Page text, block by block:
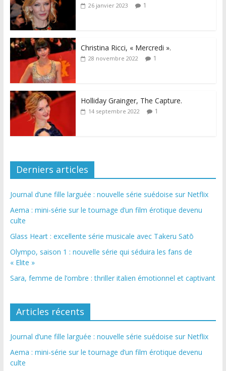
26 janvier 2023 1
Christina Ricci, « Mercredi ».
28 novembre 2022 1
Holliday Grainger, The Capture.
14 septembre 2022 1
Derniers articles
Journal d’une fille larguée : nouvelle série suédoise sur Netflix
Aema : mini-série sur le tournage d’un film érotique devenu
culte
Glass Heart : excellente série musicale avec Takeru Satō
Olympo, saison 1 : nouvelle série qui séduira les fans de
« Elite »
Sara, femme de l’ombre : thriller italien émotionnel et captivant
Articles récents
Journal d’une fille larguée : nouvelle série suédoise sur Netflix
Aema : mini-série sur le tournage d’un film érotique devenu
culte